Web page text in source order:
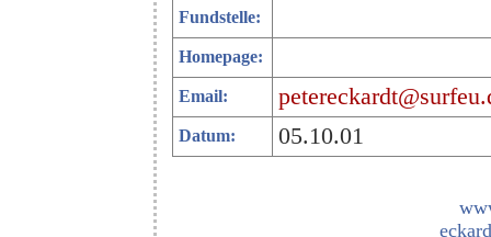
Fundstelle:
Homepage:
Email:
Datum: 05.10.01